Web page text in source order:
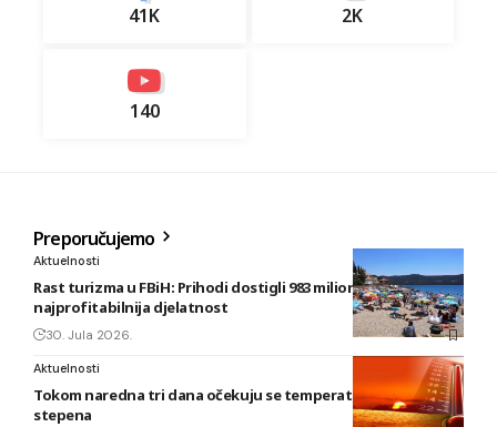
41K 2K
140
Preporučujemo
Aktuelnosti
Rast turizma u FBiH: Prihodi dostigli 983 miliona KM, smještaj
najprofitabilnija djelatnost
30. Jula 2026.
Aktuelnosti
Tokom naredna tri dana očekuju se temperature do 42
stepena